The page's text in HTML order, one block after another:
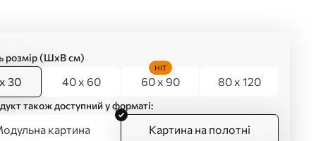
розмір (ШхВ см)
30 40 x 60 60 x 90
HIT
80 x 120
також доступний у форматі:
картина Картина на полотні